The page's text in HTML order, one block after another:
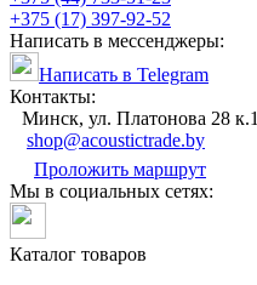
+375 (17) 397-92-52
Написать в мессенджеры:
Написать в Telegram
Контакты:
Минск, ул. Платонова 28 к.1
shop@acoustictrade.by
Проложить маршрут
Мы в социальных сетях:
Каталог товаров